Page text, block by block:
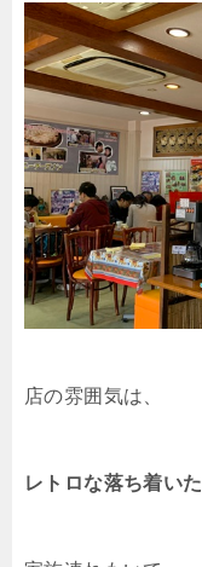
店の雰囲気は、
レトロな落ち着い